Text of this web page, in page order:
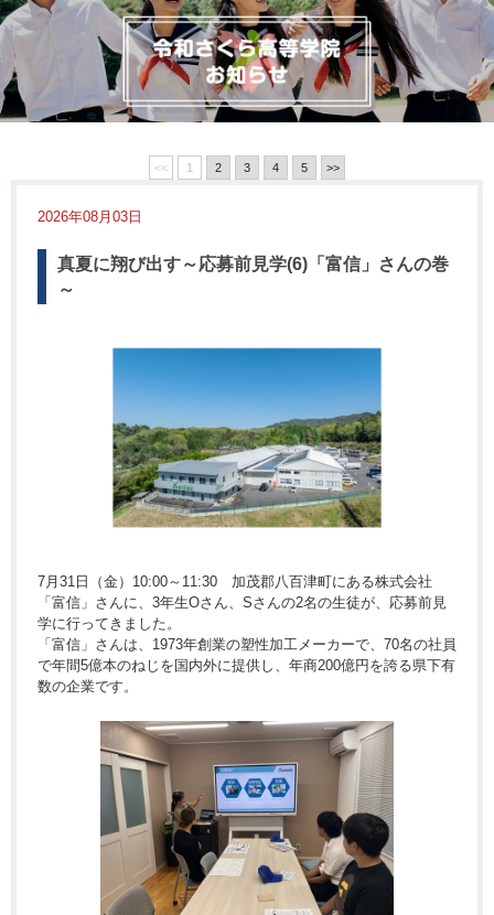
<< 1 2 3 4 5 >>
2026年08月03日
真夏に翔び出す～応募前見学(6)「富信」さんの巻
～
7月31日（金）10:00～11:30 加茂郡八百津町にある株式会社
「富信」さんに、3年生Oさん、Sさんの2名の生徒が、応募前見
学に行ってきました。
「富信」さんは、1973年創業の塑性加工メーカーで、70名の社員
で年間5億本のねじを国内外に提供し、年商200億円を誇る県下有
数の企業です。